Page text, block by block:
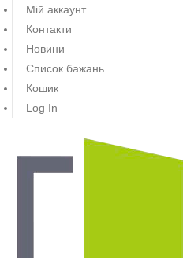
Мій аккаунт
Контакти
Новини
Список бажань
Кошик
Log In